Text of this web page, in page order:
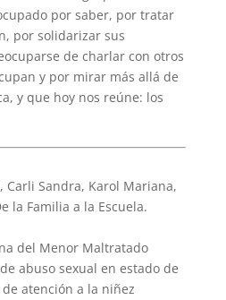
por saber, por tratar
por solidarizar sus
de charlar con otros
y por mirar más allá de
y que hoy nos reúne: los
Carli Sandra, Karol Mariana,
la Familia a la Escuela.
del Menor Maltratado
abuso sexual en estado de
atención a la niñez